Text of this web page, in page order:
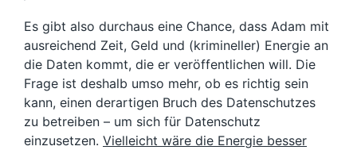
Es gibt also durchaus eine Chance, dass Adam mit
ausreichend Zeit, Geld und (krimineller) Energie an
die Daten kommt, die er veröffentlichen will. Die
Frage ist deshalb umso mehr, ob es richtig sein
kann, einen derartigen Bruch des Datenschutzes
zu betreiben – um sich für Datenschutz
einzusetzen. Vielleicht wäre die Energie besser